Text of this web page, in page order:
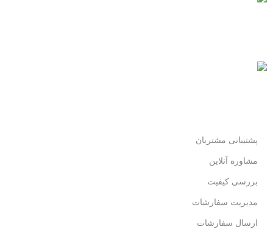
پشتیبانی مشتریان
مشاوره آنلاین
بررسی کیفیت
مدیریت سفارشات
ارسال سفارشات